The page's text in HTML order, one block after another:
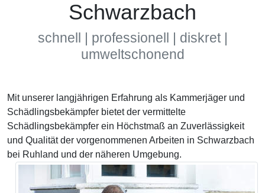
Schwarzbach
schnell | professionell | diskret |
umweltschonend
Mit unserer langjährigen Erfahrung als Kammerjäger und
Schädlingsbekämpfer bietet der vermittelte
Schädlingsbekämpfer ein Höchstmaß an Zuverlässigkeit
und Qualität der vorgenommenen Arbeiten in Schwarzbach
bei Ruhland und der näheren Umgebung.